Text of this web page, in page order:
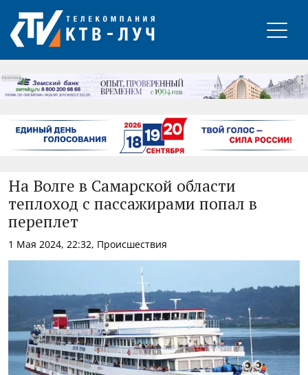
РЕКЛАМА
На Волге в Самарской области
теплоход с пассажирами попал в
переплет
1 Мая 2024, 22:32, Происшествия